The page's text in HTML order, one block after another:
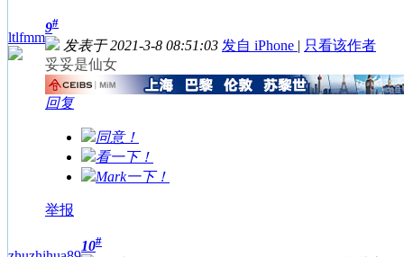
ltlfmm
9#
发表于 2021-3-8 08:51:03 发自 iPhone | 只看该作者
妥妥是仙女
回复
同意！
看一下！
Mark一下！
举报
10#